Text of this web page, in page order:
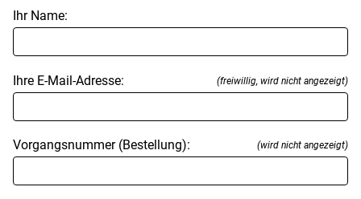
Ihr Name:
Ihre E-Mail-Adresse: (freiwillig, wird nicht angezeigt)
Vorgangsnummer (Bestellung): (wird nicht angezeigt)